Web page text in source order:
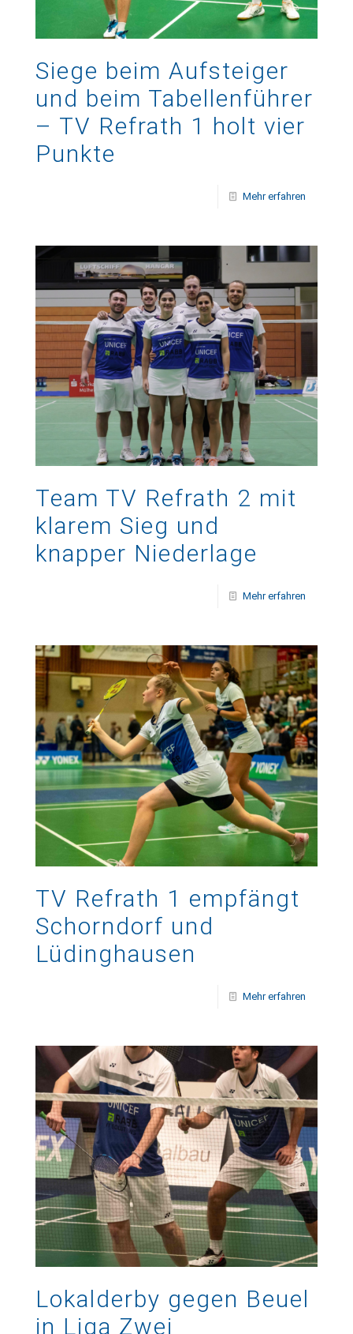
Siege beim Aufsteiger
und beim Tabellenführer
– TV Refrath 1 holt vier
Punkte
Mehr erfahren
Team TV Refrath 2 mit
klarem Sieg und
knapper Niederlage
Mehr erfahren
TV Refrath 1 empfängt
Schorndorf und
Lüdinghausen
Mehr erfahren
Lokalderby gegen Beuel
in Liga Zwei